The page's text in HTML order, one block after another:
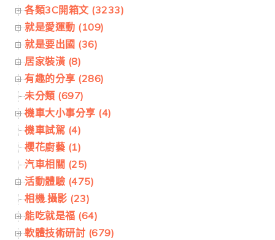
各類3C開箱文 (3233)
就是愛運動 (109)
就是要出國 (36)
居家裝潢 (8)
有趣的分享 (286)
未分類 (697)
機車大小事分享 (4)
機車試駕 (4)
櫻花廚藝 (1)
汽車相關 (25)
活動體驗 (475)
相機.攝影 (23)
能吃就是福 (64)
軟體技術研討 (679)